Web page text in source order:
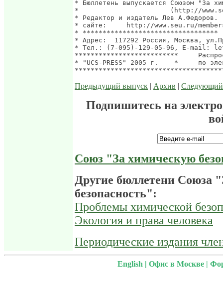
Предыдущий выпуск | Архив |
Подпишитесь на
Союз "За химическую
Другие бюллетени Союза
безопасность":
Проблемы химической
Экология и права человека
Периодические издания
English | Офис в Москве |